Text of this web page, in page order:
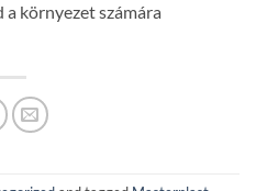
környezet számára